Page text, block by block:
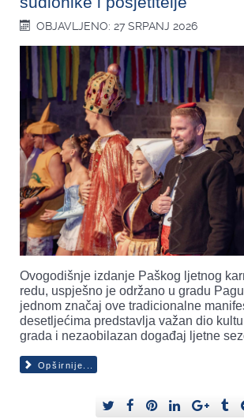
OBJAVLJENO: 27 SRPANJ 2026
Ovogodišnje izdanje Paškog ljetnog
redu, uspješno je održano u gradu
jednom značaj ove tradicionalne
desetljećima predstavlja važan dio
grada i nezaobilazan događaj ljetne
Opširnije...